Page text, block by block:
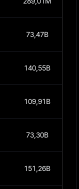
73,47B
140,55B
109,91B
73,30B
151,26B